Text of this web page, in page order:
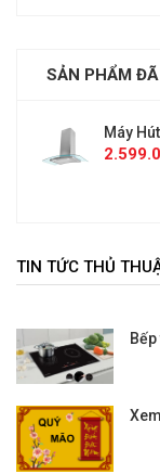
SẢN PHẨM ĐÃ
Máy
TIN TỨC THỦ